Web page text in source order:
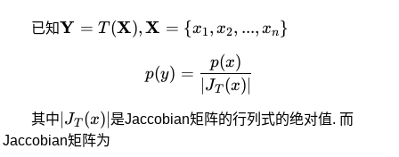
已知\bold{Y}=T(\bold{X}),\bold{X}=\
Y = T(X),X = {x1, x2, ..., xn}
p(y)=
p(y) =
JT (x)
p(x)
其中 |J_T(x)|
JT (x) 是Jaccobian矩阵的行列式的绝对值. 而
Jaccobian矩阵为